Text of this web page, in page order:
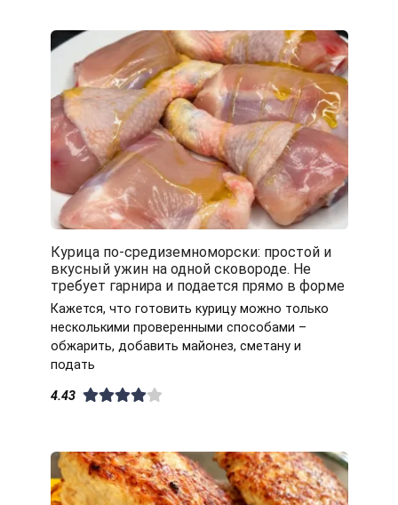
Курица по-средиземноморски: простой и
вкусный ужин на одной сковороде. Не
требует гарнира и подается прямо в форме
Кажется, что готовить курицу можно только
несколькими проверенными способами –
обжарить, добавить майонез, сметану и
подать
4.43